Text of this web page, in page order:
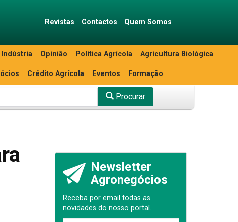
Revistas Contactos Quem Somos
Indústria Opinião Política Agrícola Agricultura Biológica
Crédito Agrícola Eventos Formação
Procurar
Newsletter
Agronegócios
Receba por email todas as
novidades do nosso portal.